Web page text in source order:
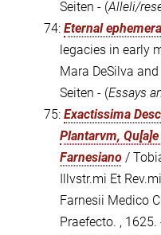
Seiten - (Alleli/
74: Eternal ephemera
legacies in early
Mara DeSilva
Seiten - (Essays
75: Exactissima
Plantarvm,
Farnesiano /
Illvstr.mi Et
Farnesii Medico
Praefecto. ,